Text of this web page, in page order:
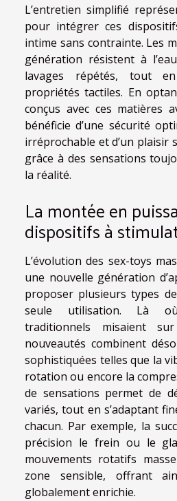
L’entretien simplifié
pour intégrer ces
intime sans contrainte. Les
génération résistent à
lavages répétés, tout
propriétés tactiles. En
conçus avec ces matières
bénéficie d’une sécurité
irréprochable et d’un plaisir
grâce à des sensations
la réalité.
La montée en
dispositifs à
L’évolution des sex-toys
une nouvelle génération
proposer plusieurs types
seule utilisation. Là
traditionnels misaient
nouveautés combinent
sophistiquées telles que la
rotation ou encore la
de sensations permet de
variés, tout en s’adaptant
chacun. Par exemple, la
précision le frein ou le
mouvements rotatifs
zone sensible, offrant
globalement enrichie.